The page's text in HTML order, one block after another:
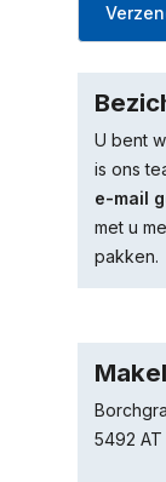
U bent
is ons
e-mail
met u
pakken.
5492